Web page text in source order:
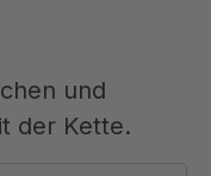
und
der Kette.